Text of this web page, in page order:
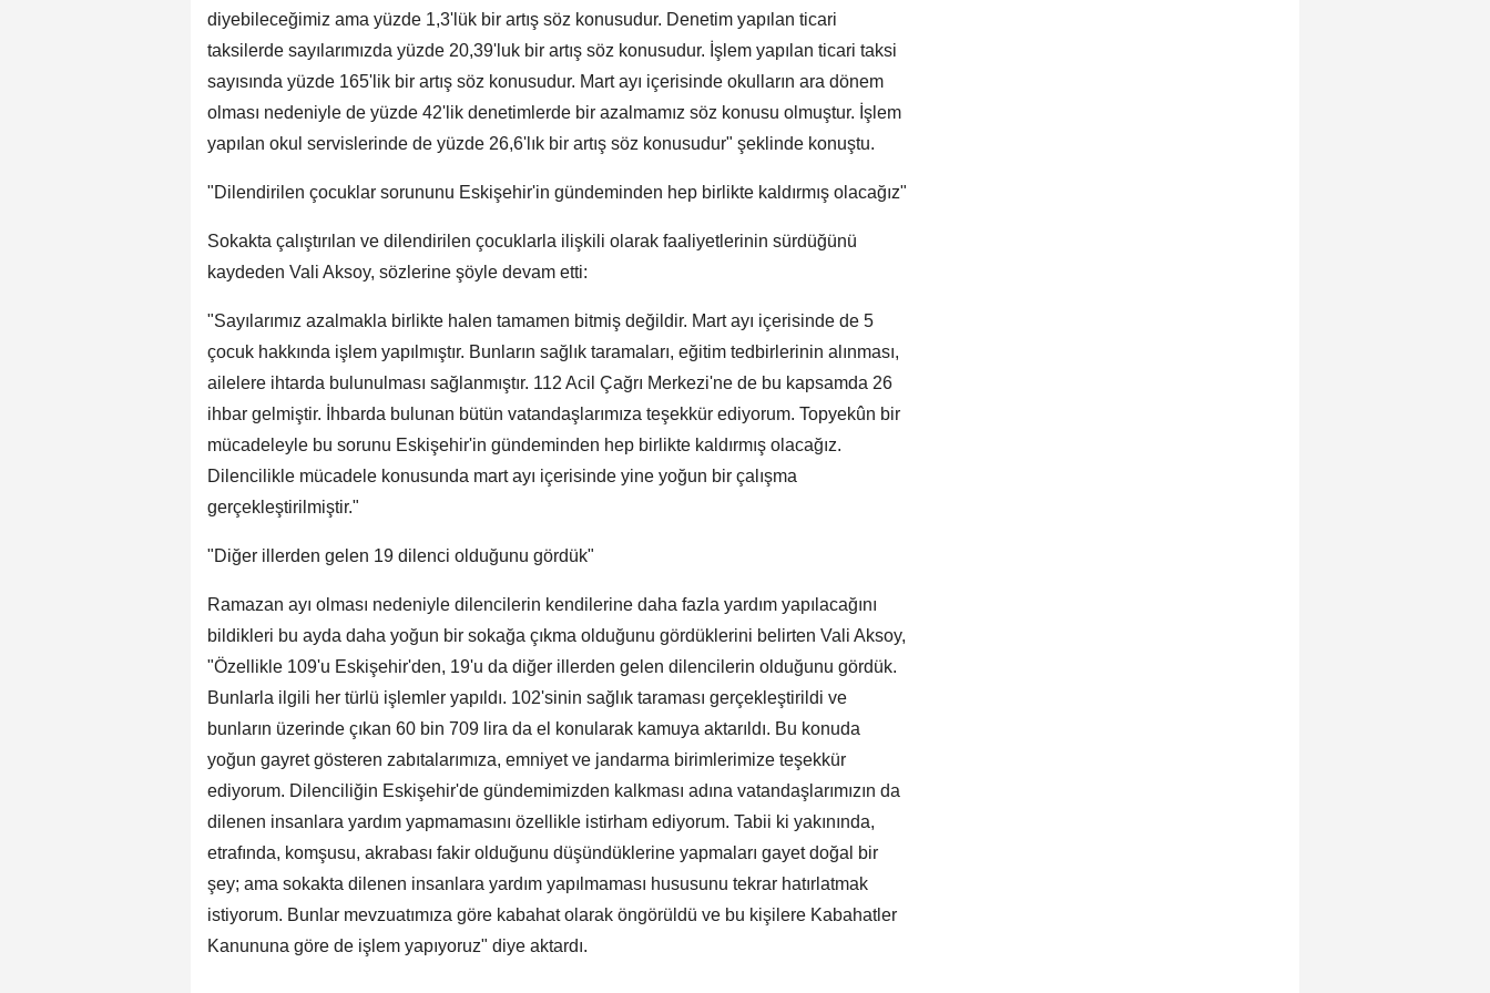
diyebileceğimiz ama yüzde 1,3'lük bir artış söz konusudur. Denetim yapılan ticari
taksilerde sayılarımızda yüzde 20,39'luk bir artış söz konusudur. İşlem yapılan ticari taksi
sayısında yüzde 165'lik bir artış söz konusudur. Mart ayı içerisinde okulların ara dönem
olması nedeniyle de yüzde 42'lik denetimlerde bir azalmamız söz konusu olmuştur. İşlem
yapılan okul servislerinde de yüzde 26,6'lık bir artış söz konusudur" şeklinde konuştu.
"Dilendirilen çocuklar sorununu Eskişehir'in gündeminden hep birlikte kaldırmış olacağız"
Sokakta çalıştırılan ve dilendirilen çocuklarla ilişkili olarak faaliyetlerinin sürdüğünü
kaydeden Vali Aksoy, sözlerine şöyle devam etti:
"Sayılarımız azalmakla birlikte halen tamamen bitmiş değildir. Mart ayı içerisinde de 5
çocuk hakkında işlem yapılmıştır. Bunların sağlık taramaları, eğitim tedbirlerinin alınması,
ailelere ihtarda bulunulması sağlanmıştır. 112 Acil Çağrı Merkezi'ne de bu kapsamda 26
ihbar gelmiştir. İhbarda bulunan bütün vatandaşlarımıza teşekkür ediyorum. Topyekûn bir
mücadeleyle bu sorunu Eskişehir'in gündeminden hep birlikte kaldırmış olacağız.
Dilencilikle mücadele konusunda mart ayı içerisinde yine yoğun bir çalışma
gerçekleştirilmiştir."
"Diğer illerden gelen 19 dilenci olduğunu gördük"
Ramazan ayı olması nedeniyle dilencilerin kendilerine daha fazla yardım yapılacağını
bildikleri bu ayda daha yoğun bir sokağa çıkma olduğunu gördüklerini belirten Vali Aksoy,
"Özellikle 109'u Eskişehir'den, 19'u da diğer illerden gelen dilencilerin olduğunu gördük.
Bunlarla ilgili her türlü işlemler yapıldı. 102'sinin sağlık taraması gerçekleştirildi ve
bunların üzerinde çıkan 60 bin 709 lira da el konularak kamuya aktarıldı. Bu konuda
yoğun gayret gösteren zabıtalarımıza, emniyet ve jandarma birimlerimize teşekkür
ediyorum. Dilenciliğin Eskişehir'de gündemimizden kalkması adına vatandaşlarımızın da
dilenen insanlara yardım yapmamasını özellikle istirham ediyorum. Tabii ki yakınında,
etrafında, komşusu, akrabası fakir olduğunu düşündüklerine yapmaları gayet doğal bir
şey; ama sokakta dilenen insanlara yardım yapılmaması hususunu tekrar hatırlatmak
istiyorum. Bunlar mevzuatımıza göre kabahat olarak öngörüldü ve bu kişilere Kabahatler
Kanununa göre de işlem yapıyoruz" diye aktardı.